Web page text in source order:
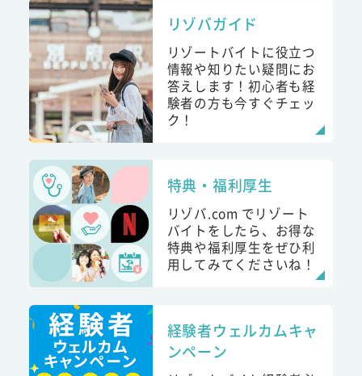
リゾバガイド
リゾートバイトに役立つ
情報や知りたい疑問にお
答えします！初心者も経
験者の方も今すぐチェッ
ク！
特典・福利厚生
リゾバ.com でリゾート
バイトをしたら、お得な
特典や福利厚生をぜひ利
用してみてくださいね！
経験者ウェルカムキャ
ンペーン